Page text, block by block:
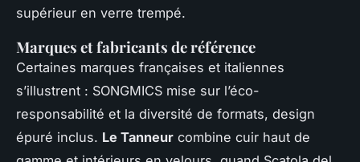
supérieur en verre trempé.
Marques et fabricants de référence
Certaines marques françaises et italiennes
s’illustrent : SONGMICS mise sur l’éco-
responsabilité et la diversité de formats, design
épuré inclus. Le Tanneur combine cuir haut de